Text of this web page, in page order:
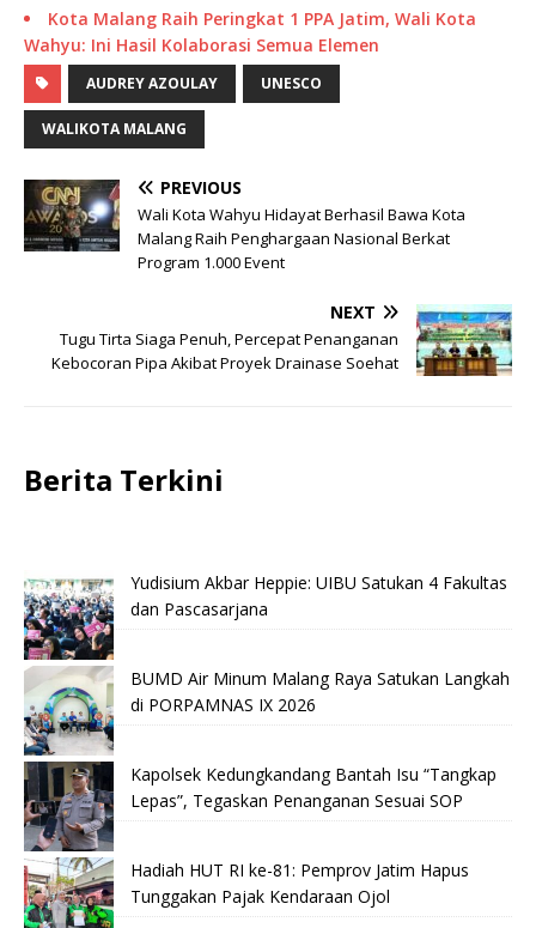
Kota Malang Raih Peringkat 1 PPA Jatim, Wali Kota
Wahyu: Ini Hasil Kolaborasi Semua Elemen
AUDREY AZOULAY UNESCO
WALIKOTA MALANG
PREVIOUS
Wali Kota Wahyu Hidayat Berhasil Bawa Kota
Malang Raih Penghargaan Nasional Berkat
Program 1.000 Event
NEXT
Tugu Tirta Siaga Penuh, Percepat Penanganan
Kebocoran Pipa Akibat Proyek Drainase Soehat
Berita Terkini
Yudisium Akbar Heppie: UIBU Satukan 4 Fakultas
dan Pascasarjana
BUMD Air Minum Malang Raya Satukan Langkah
di PORPAMNAS IX 2026
Kapolsek Kedungkandang Bantah Isu “Tangkap
Lepas”, Tegaskan Penanganan Sesuai SOP
Hadiah HUT RI ke-81: Pemprov Jatim Hapus
Tunggakan Pajak Kendaraan Ojol